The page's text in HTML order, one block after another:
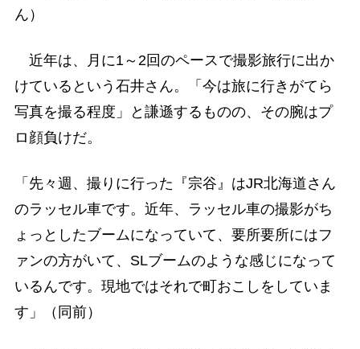
ん）
近年は、月に1～2回のペースで撮影旅行に出か
けているという石井さん。「今は旅に行きがてら
写真を撮る程度」と謙遜するものの、その腕はプ
ロ顔負けだ。
「先々週、撮りに行った『宗谷』はJR北海道さん
のラッセル車です。近年、ラッセル車の撮影がち
ょっとしたブームになっていて、要所要所にはフ
ァンの方がいて、SLブームのような感じになって
いるんです。現地ではそれで町おこしをしていま
す」（同前）